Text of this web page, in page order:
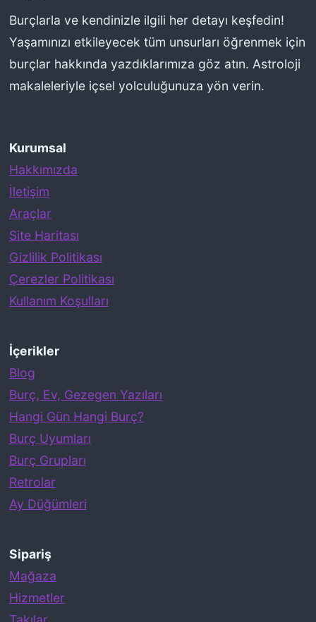
l
Burçlarla ve kendinizle ilgili her detayı keşfedin!
Yaşamınızı etkileyecek tüm unsurları öğrenmek için
burçlar hakkında yazdıklarımıza göz atın. Astroloji
makaleleriyle içsel yolculuğunuza yön verin.
Kurumsal
Hakkımızda
İletişim
Araçlar
Site Haritası
Gizlilik Politikası
Çerezler Politikası
Kullanım Koşulları
İçerikler
Blog
Burç, Ev, Gezegen Yazıları
Hangi Gün Hangi Burç?
Burç Uyumları
Burç Grupları
Retrolar
Ay Düğümleri
Sipariş
Mağaza
Hizmetler